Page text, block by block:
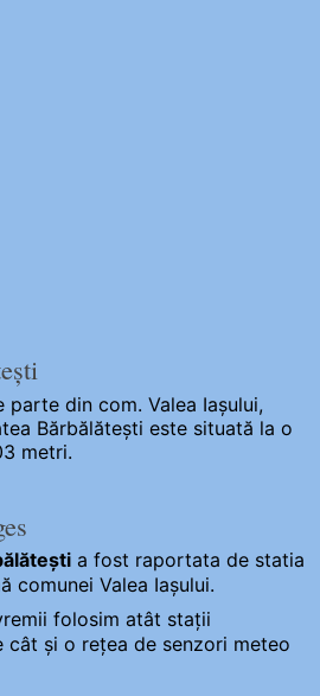
parte din com. Valea Iașului,
Bărbălătești este situată la o
metri.
a fost raportata de statia
comunei Valea Iașului.
folosim atât stații
și o rețea de senzori meteo